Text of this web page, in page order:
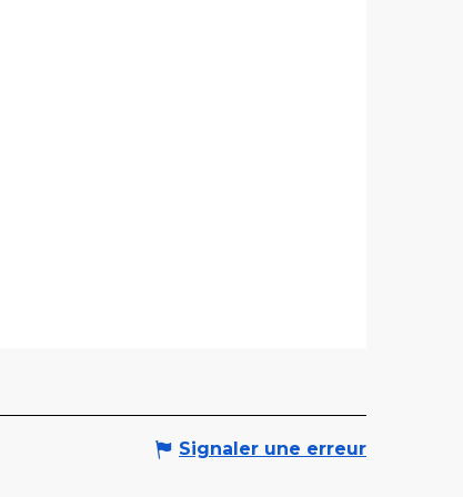
Signaler une erreur